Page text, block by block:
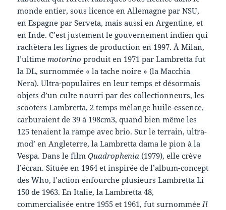
monde entier, sous licence en Allemagne par NSU,
en Espagne par Serveta, mais aussi en Argentine, et
en Inde. C’est justement le gouvernement indien qui
rachètera les lignes de production en 1997. À Milan,
l’ultime motorinoproduit en 1971 par Lambretta fut
la DL, surnommée « la tache noire » (la Macchia
Nera). Ultra-populaires en leur temps et désormais
objets d’un culte nourri par des collectionneurs, les
scooters Lambretta, 2 temps mélange huile-essence,
carburaient de 39 à 198cm3, quand bien même les
125 tenaient la rampe avec brio. Sur le terrain, ultra-
mod’ en Angleterre, la Lambretta dama le pion à la
Vespa. Dans le filmQuadrophenia (1979), elle crève
l’écran. Située en 1964 et inspirée de l’album-concept
des Who, l’action enfourche plusieurs Lambretta Li
150 de 1963. En Italie, la Lambretta 48,
commercialisée entre 1955 et 1961, fut surnommée Il